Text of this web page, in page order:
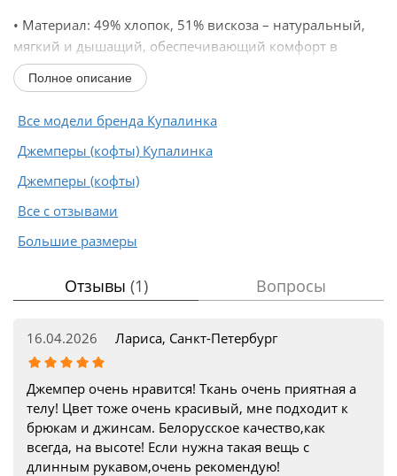
• Материал: 49% хлопок, 51% вискоза – натуральный,
мягкий и дышащий, обеспечивающий комфорт в
течение всего дня.
• Дизайн: Принт с надписью "BELIEVE IN AMAZING" и
Полное описание
Все модели бренда Купалинка
Джемперы (кофты) Купалинка
Джемперы (кофты)
Все с отзывами
Большие размеры
Отзывы (1) Вопросы
16.04.2026 Лариса, Санкт-Петербург
Джемпер очень нравится! Ткань очень приятная а
телу! Цвет тоже очень красивый, мне подходит к
брюкам и джинсам. Белорусское качество,как
всегда, на высоте! Если нужна такая вещь с
длинным рукавом,очень рекомендую!